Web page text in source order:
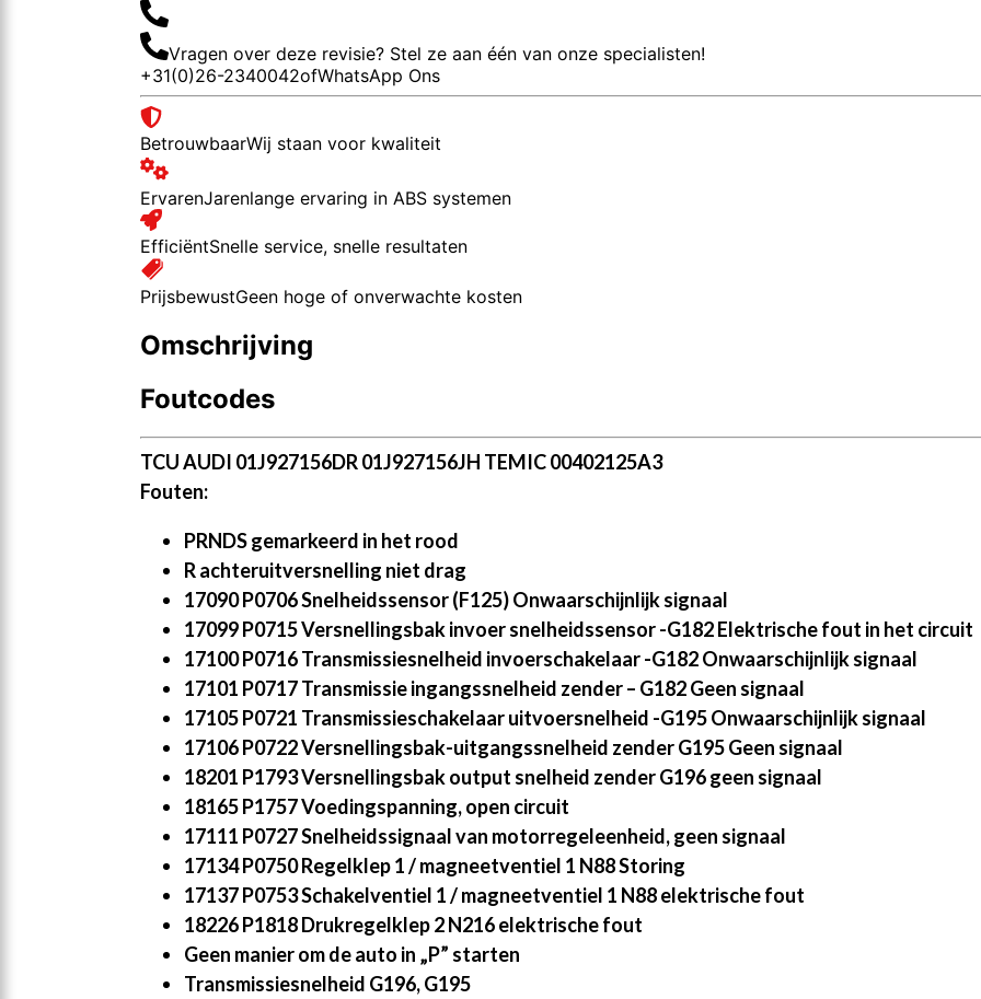
Vragen over deze revisie? Stel ze aan één van onze specialisten!
+31(0)26-2340042ofWhatsApp Ons
BetrouwbaarWij staan voor kwaliteit
ErvarenJarenlange ervaring in ABS systemen
EfficiëntSnelle service, snelle resultaten
PrijsbewustGeen hoge of onverwachte kosten
Omschrijving
Foutcodes
TCU AUDI 01J927156DR 01J927156JH TEMIC 00402125A3
Fouten:
PRNDS gemarkeerd in het rood
R achteruitversnelling niet drag
17090 P0706 Snelheidssensor (F125) Onwaarschijnlijk signaal
17099 P0715 Versnellingsbak invoer snelheidssensor -G182 Elektrische fout in het circuit
17100 P0716 Transmissiesnelheid invoerschakelaar -G182 Onwaarschijnlijk signaal
17101 P0717 Transmissie ingangssnelheid zender – G182 Geen signaal
17105 P0721 Transmissieschakelaar uitvoersnelheid -G195 Onwaarschijnlijk signaal
17106 P0722 Versnellingsbak-uitgangssnelheid zender G195 Geen signaal
18201 P1793 Versnellingsbak output snelheid zender G196 geen signaal
18165 P1757 Voedingspanning, open circuit
17111 P0727 Snelheidssignaal van motorregeleenheid, geen signaal
17134 P0750 Regelklep 1 / magneetventiel 1 N88 Storing
17137 P0753 Schakelventiel 1 / magneetventiel 1 N88 elektrische fout
18226 P1818 Drukregelklep 2 N216 elektrische fout
Geen manier om de auto in „P” starten
Transmissiesnelheid G196, G195